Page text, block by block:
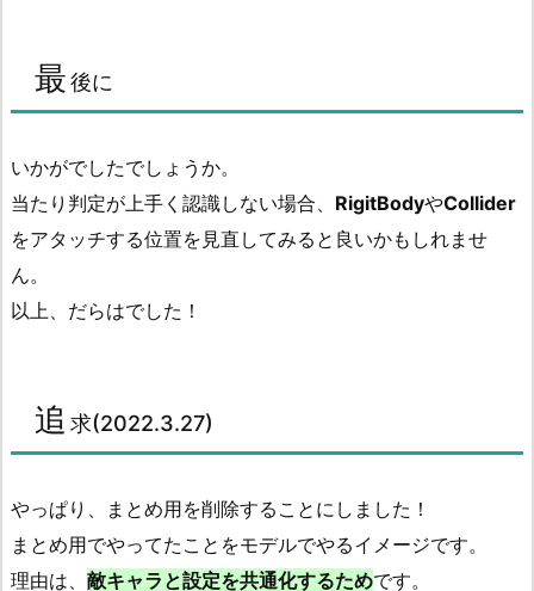
最後に
いかがでしたでしょうか。
当たり判定が上手く認識しない場合、 RigitBodyやCollider
をアタッチする位置を見直してみると良いかもしれませ
ん。
以上、だらはでした！
追 求(2022.3.27)
やっぱり、まとめ用を削除することにしました！
まとめ用でやってたことをモデルでやるイメージです。
理由は、 敵キャラと設定を共通化するためです。